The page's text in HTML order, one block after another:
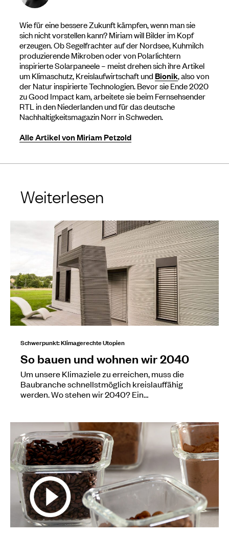
Wie für eine bessere Zukunft kämpfen, wenn man sie
sich nicht vorstellen kann? Miriam will Bilder im Kopf
erzeugen. Ob Segelfrachter auf der Nordsee, Kuhmilch
produzierende Mikroben oder von Polarlichtern
inspirierte Solarpaneele – meist drehen sich ihre Artikel
um Klimaschutz, Kreislaufwirtschaft und Bionik, also von
der Natur inspirierte Technologien. Bevor sie Ende 2020
zu Good Impact kam, arbeitete sie beim Fernsehsender
RTL in den Niederlanden und für das deutsche
Nachhaltigkeitsmagazin Norr in Schweden.
Alle Artikel von Miriam Petzold
Weiterlesen
Schwerpunkt: Klimagerechte Utopien
So bauen und wohnen wir 2040
Um unsere Klimaziele zu erreichen, muss die
Baubranche schnellstmöglich kreislauffähig
werden. Wo stehen wir 2040? Ein…